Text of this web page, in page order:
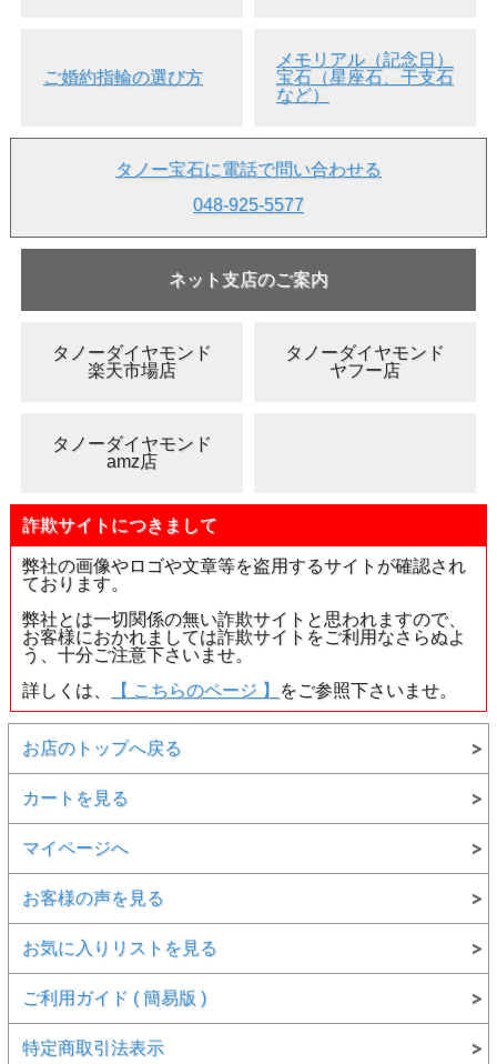
ご婚約指輪の選び方
メモリアル（記念日）
宝石（星座石、干支石
など）
タノー宝石に電話で問い合わせる
048-925-5577
ネット支店のご案内
タノーダイヤモンド
楽天市場店
タノーダイヤモンド
ヤフー店
タノーダイヤモンド
amz店
詐欺サイトにつきまして
弊社の画像やロゴや文章等を盗用するサイトが確認され
ております。
弊社とは一切関係の無い詐欺サイトと思われますので、
お客様におかれましては詐欺サイトをご利用なさらぬよ
う、十分ご注意下さいませ。
詳しくは、
【 こちらのページ 】 をご参照下さいませ。
お店のトップへ戻る
カートを見る
マイページへ
お客様の声を見る
お気に入りリストを見る
ご利用ガイド ( 簡易版 )
特定商取引法表示